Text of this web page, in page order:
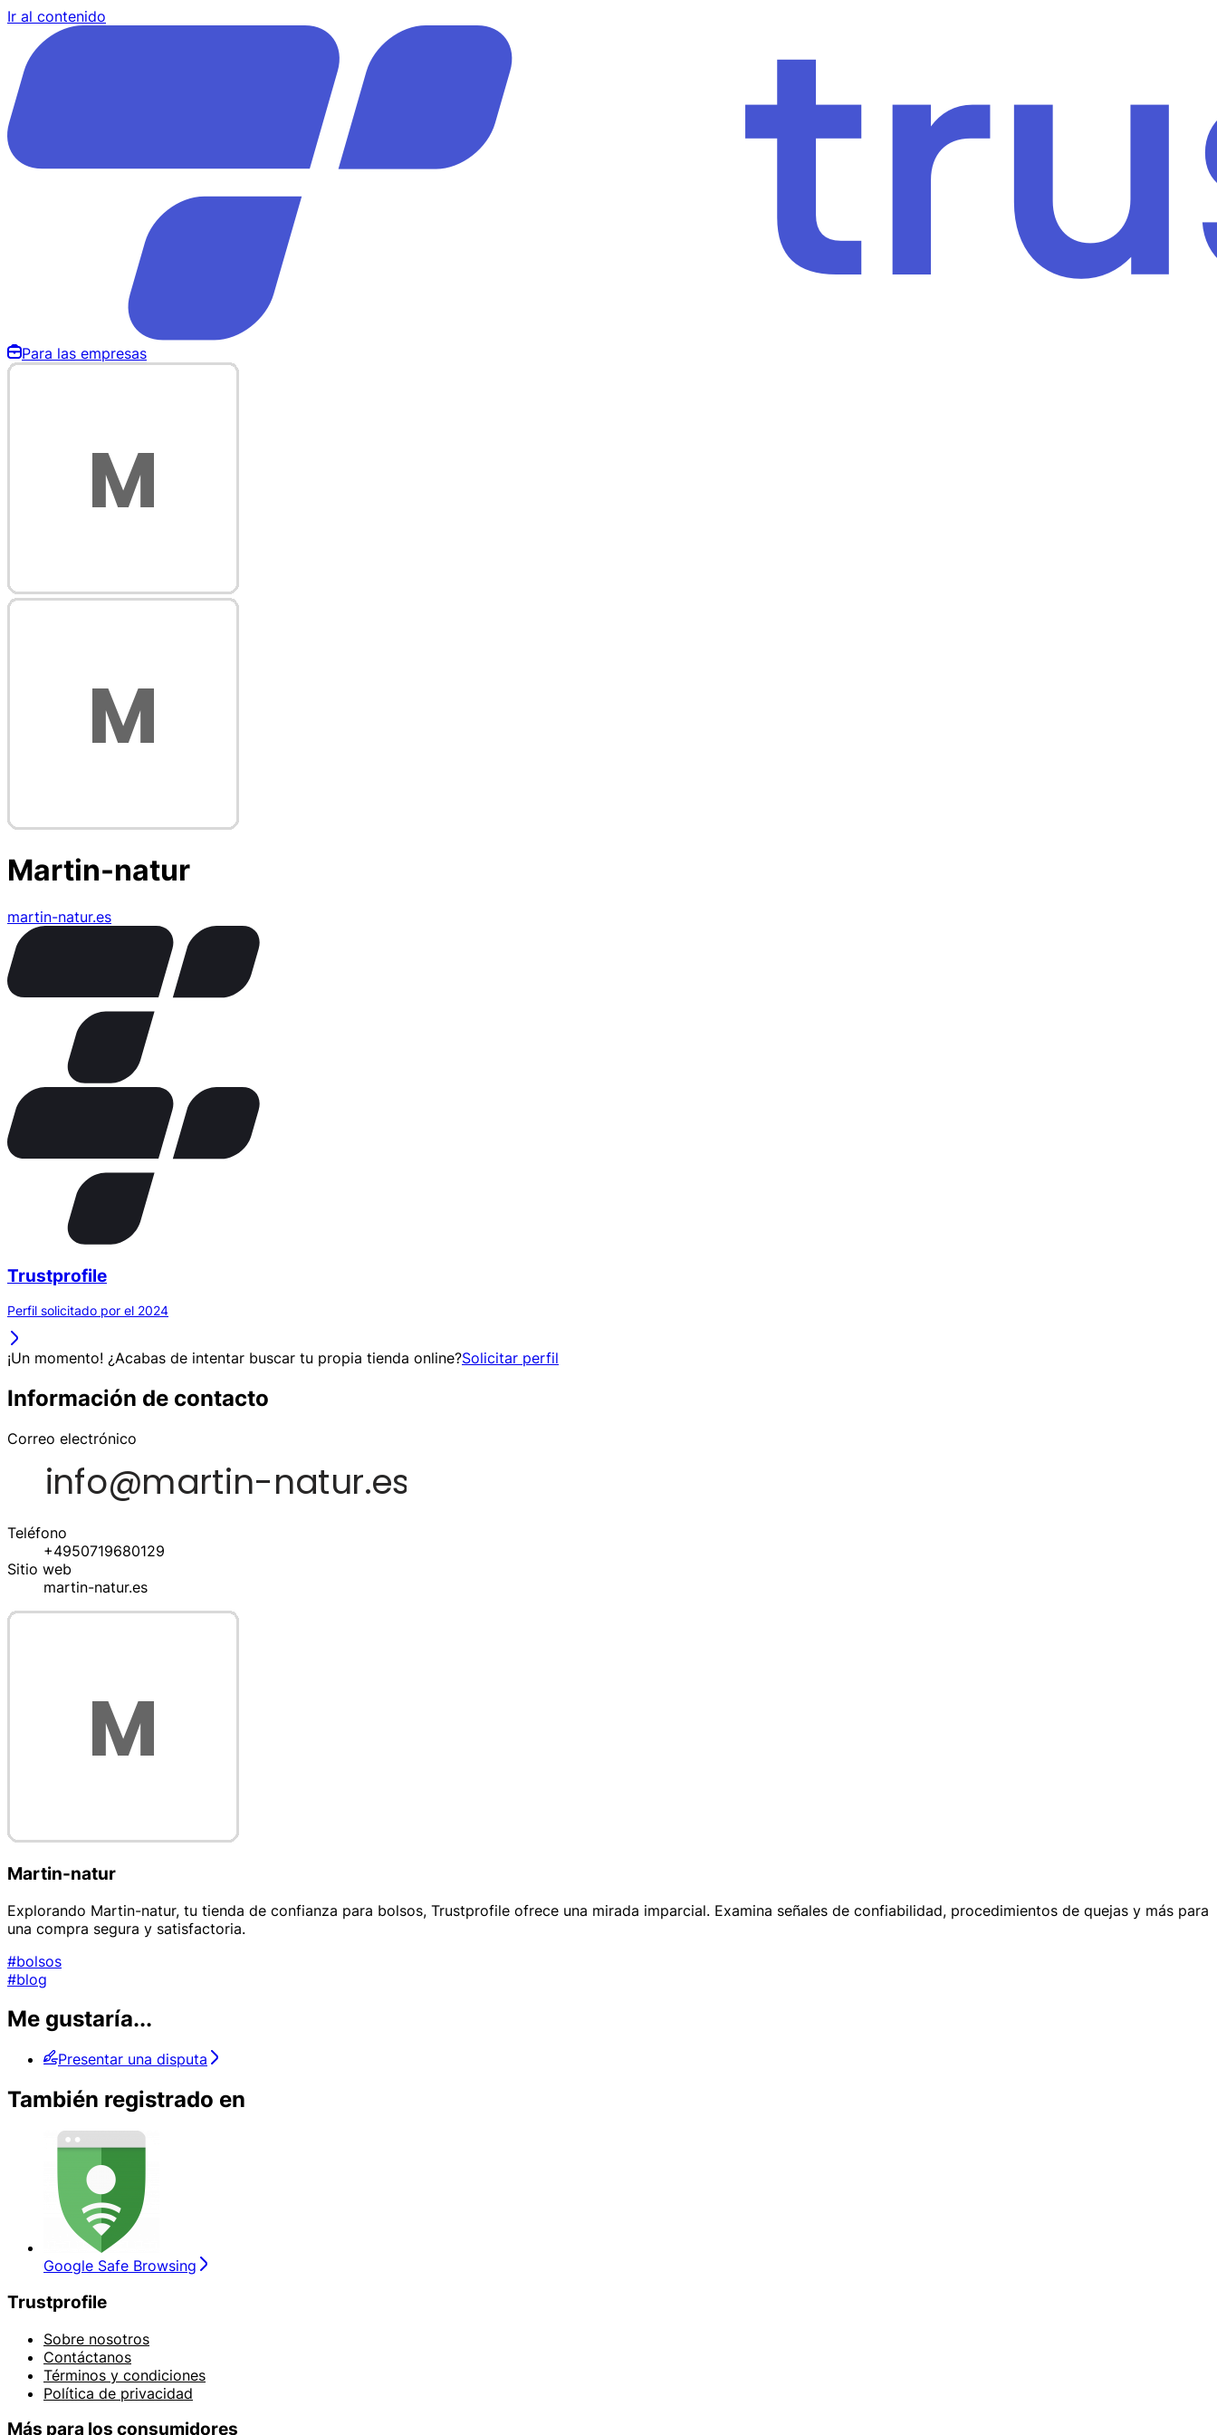
Ir al contenido
Para las empresas
Martin-natur
martin-natur.es
Trustprofile
Perfil solicitado por el 2024
¡Un momento! ¿Acabas de intentar buscar tu propia tienda online?Solicitar perfil
Información de contacto
Correo electrónico
Teléfono
+4950719680129
Sitio web
martin-natur.es
Martin-natur
Explorando Martin-natur, tu tienda de confianza para bolsos, Trustprofile ofrece una mirada imparcial. Examina señales de confiabilidad, procedimientos de quejas y más para
una compra segura y satisfactoria.
#bolsos
#blog
Me gustaría...
Presentar una disputa
También registrado en
Google Safe Browsing
Trustprofile
Sobre nosotros
Contáctanos
Términos y condiciones
Política de privacidad
Más para los consumidores